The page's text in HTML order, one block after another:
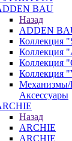
BAU
Назад
ADDEN
Коллекция
Коллекция
Коллекция
Коллекция
Аксессуары
Назад
ARCHIE
ARCHIE